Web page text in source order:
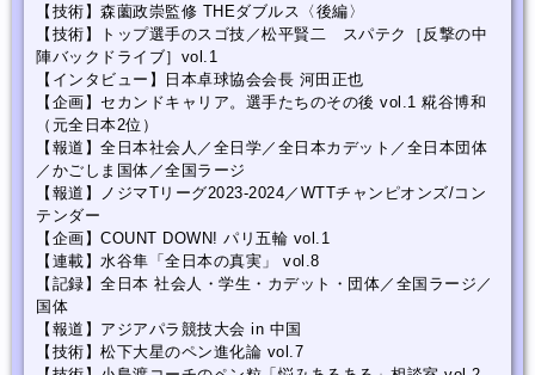
【技術】森薗政崇監修 THEダブルス〈後編〉
【技術】トップ選手のスゴ技／松平賢二 スパテク［反撃の中
陣バックドライブ］vol.1
【インタビュー】日本卓球協会会長 河田正也
【企画】セカンドキャリア。選手たちのその後 vol.1 糀谷博和
（元全日本2位）
【報道】全日本社会人／全日学／全日本カデット／全日本団体
／かごしま国体／全国ラージ
【報道】ノジマTリーグ2023-2024／WTTチャンピオンズ/コン
テンダー
【企画】COUNT DOWN! パリ五輪 vol.1
【連載】水谷隼「全日本の真実」 vol.8
【記録】全日本 社会人・学生・カデット・団体／全国ラージ／
国体
【報道】アジアパラ競技大会 in 中国
【技術】松下大星のペン進化論 vol.7